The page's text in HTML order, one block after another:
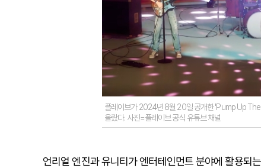
플레이브가 2024년 8월 20일 공개한 'Pump Up The
올랐다. 사진=플레이브 공식 유튜브 채널
언리얼 엔진과 유니티가 엔터테인먼트 분야에 활용되